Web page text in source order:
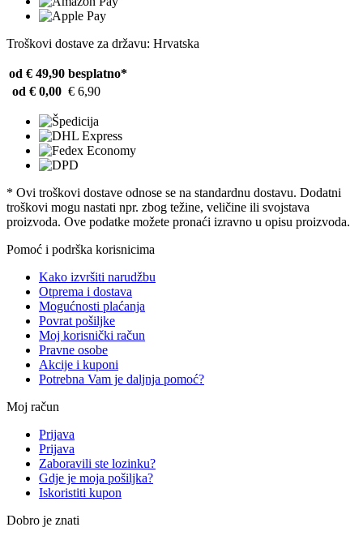
Troškovi dostave za državu: Hrvatska
od € 49,90 besplatno*
od € 0,00 € 6,90
* Ovi troškovi dostave odnose se na standardnu ​​dostavu. Dodatni
troškovi mogu nastati npr. zbog težine, veličine ili svojstava
proizvoda. Ove podatke možete pronaći izravno u opisu proizvoda.
Pomoć i podrška korisnicima
Kako izvršiti narudžbu
Otprema i dostava
Mogućnosti plaćanja
Povrat pošiljke
Moj korisnički račun
Pravne osobe
Akcije i kuponi
Potrebna Vam je daljnja pomoć?
Moj račun
Prijava
Prijava
Zaboravili ste lozinku?
Gdje je moja pošiljka?
Iskoristiti kupon
Dobro je znati